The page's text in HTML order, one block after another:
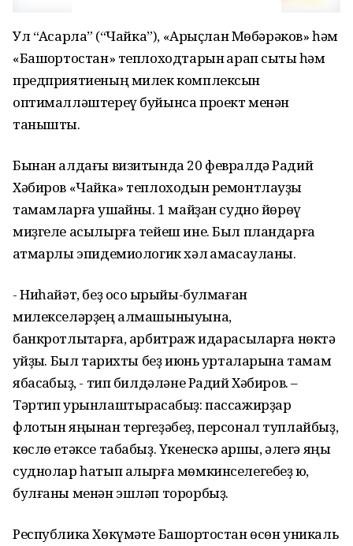
Ул “Аҡсарлаҡ” (“Чайка”), «Арыҫлан Мөбәрәков» һәм
«Башҡортостан» теплоходтарын ҡарап сыҡты һәм
предприятиеның милек комплексын
оптималләштереү буйынса проект менән
танышты.
Бынан алдағы визитында 20 февралдә Радий
Хәбиров «Чайка» теплоходын ремонтлауҙы
тамамларға ҡушҡайны. 1 майҙан судно йөрөү
миҙгеле асылырға тейеш ине. Был пландарға
ҡатмарлы эпидемиологик хәл ҡамасауланы.
- Ниһайәт, беҙ осо ҡырыйы-булмаған
милекселәрҙең алмашыныуына,
банкротлыҡтарға, арбитраж идарасыларға нөктә
ҡуйҙыҡ. Был тарихты беҙ июнь урталарына тамам
ябасаҡбыҙ, - тип билдәләне Радий Хәбиров. –
Тәртип урынлаштырасаҡбыҙ: пассажирҙар
флотын яңынан тергеҙәбеҙ, персонал туплайбыҙ,
көслө етәксе табабыҙ. Үкенескә ҡаршы, әлегә яңы
суднолар һатып алырға мөмкинселегебеҙ юҡ,
булғаны менән эшләп торорбыҙ.
Республика Хөкүмәте Башҡортостан өсөн уникаль